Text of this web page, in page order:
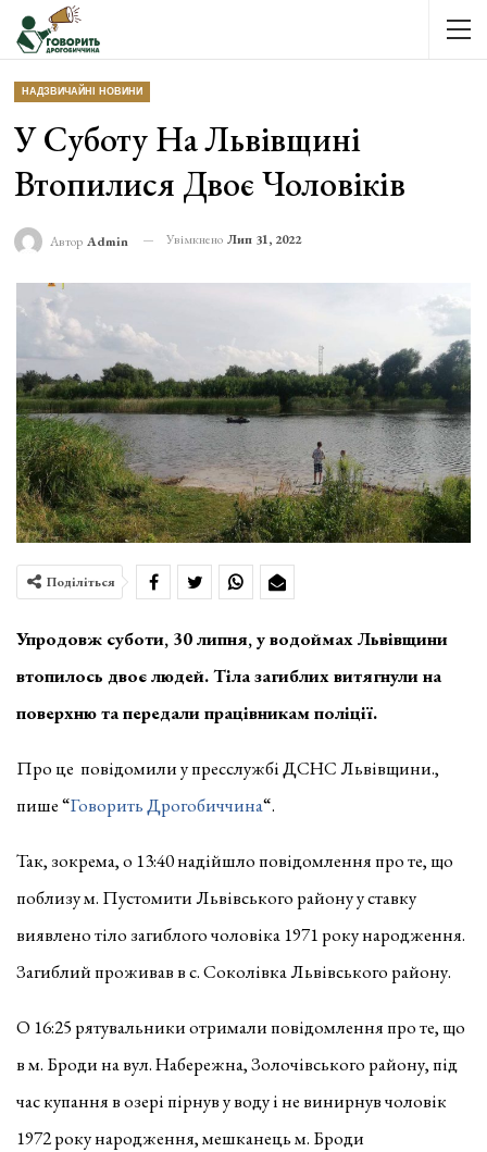
НАДЗВИЧАЙНІ НОВИНИ
У Суботу На Львівщині
Втопилися Двоє Чоловіків
Автор Admin Увімкнено Лип 31, 2022
Поділіться
Упродовж суботи, 30 липня, у водоймах Львівщини
втопилось двоє людей. Тіла загиблих витягнули на
поверхню та передали працівникам поліції.
Про це повідомили у пресслужбі ДСНС Львівщини.,
пише “Говорить Дрогобиччина“.
Так, зокрема, о 13:40 надійшло повідомлення про те, що
поблизу м. Пустомити Львівського району у ставку
виявлено тіло загиблого чоловіка 1971 року народження.
Загиблий проживав в с. Соколівка Львівського району.
О 16:25 рятувальники отримали повідомлення про те, що
в м. Броди на вул. Набережна, Золочівського району, під
час купання в озері пірнув у воду і не винирнув чоловік
1972 року народження, мешканець м. Броди